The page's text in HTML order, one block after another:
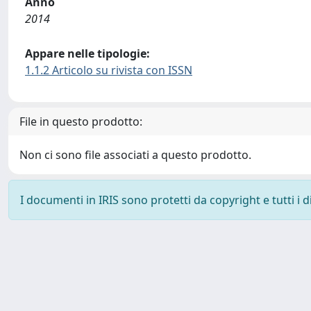
2014
Appare nelle tipologie:
1.1.2 Articolo su rivista con ISSN
File in questo prodotto:
Non ci sono file associati a questo prodotto.
I documenti in IRIS sono protetti da copyright e tutti i